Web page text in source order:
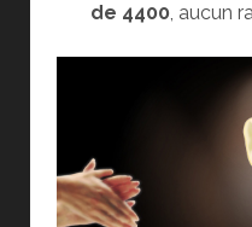
de 4400, aucun